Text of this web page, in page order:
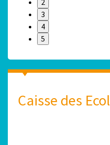
2
3
4
5
Caisse des